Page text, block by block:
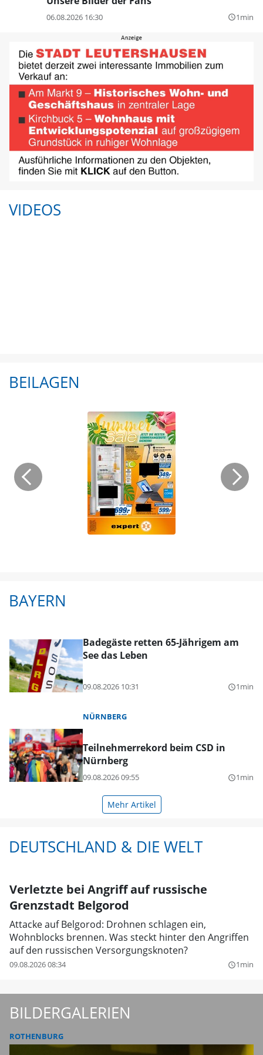
06.08.2026 16:30 query_builder1min
VIDEOS
BEILAGEN
BAYERN
Badegäste retten 65-Jährigem am
See das Leben
09.08.2026 10:31 query_builder1min
NÜRNBERG
Teilnehmerrekord beim CSD in
Nürnberg
09.08.2026 09:55 query_builder1min
Mehr Artikel
DEUTSCHLAND & DIE WELT
Verletzte bei Angriff auf russische
Grenzstadt Belgorod
Attacke auf Belgorod: Drohnen schlagen ein,
Wohnblocks brennen. Was steckt hinter den Angriffen
auf den russischen Versorgungsknoten?
09.08.2026 08:34 query_builder1min
BILDERGALERIEN
ROTHENBURG